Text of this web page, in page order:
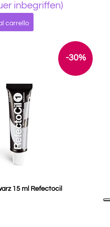
inbegriffen)
carrello
-30%
15 ml Refectocil